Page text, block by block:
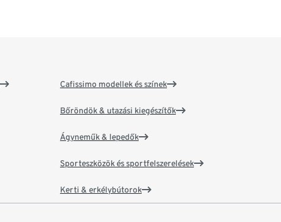
Cafissimo modellek és színek
Bőröndök & utazási kiegészítők
Ágyneműk & lepedők
Sporteszközök és sportfelszerelések
Kerti & erkélybútorok